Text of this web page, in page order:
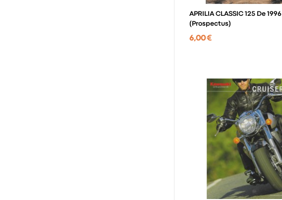
APRILIA CLASSIC 125 De 1996
(prospectus)
6,00 €